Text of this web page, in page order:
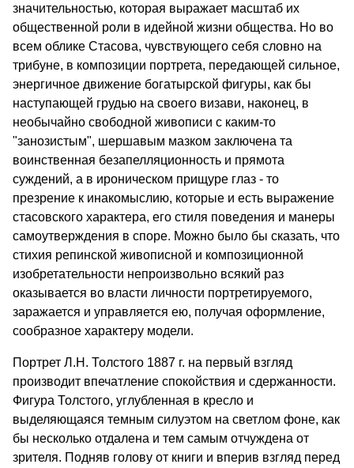
значительностью, которая выражает масштаб их
общественной роли в идейной жизни общества. Но во
всем облике Стасова, чувствующего себя словно на
трибуне, в композиции портрета, передающей сильное,
энергичное движение богатырской фигуры, как бы
наступающей грудью на своего визави, наконец, в
необычайно свободной живописи с каким-то
"занозистым", шершавым мазком заключена та
воинственная безапелляционность и прямота
суждений, а в ироническом прищуре глаз - то
презрение к инакомыслию, которые и есть выражение
стасовского характера, его стиля поведения и манеры
самоутверждения в споре. Можно было бы сказать, что
стихия репинской живописной и композиционной
изобретательности непроизвольно всякий раз
оказывается во власти личности портретируемого,
заражается и управляется ею, получая оформление,
сообразное характеру модели.
Портрет Л.Н. Толстого 1887 г. на первый взгляд
производит впечатление спокойствия и сдержанности.
Фигура Толстого, углубленная в кресло и
выделяющаяся темным силуэтом на светлом фоне, как
бы несколько отдалена и тем самым отчуждена от
зрителя. Подняв голову от книги и вперив взгляд перед